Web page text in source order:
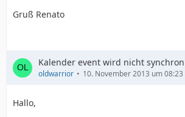
Gruß Renato
Kalender event wird nicht
oldwarrior 10. November 2013 um 08:23
Hallo,